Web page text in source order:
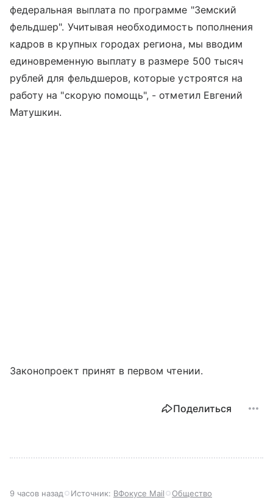
федеральная выплата по программе "Земский
фельдшер". Учитывая необходимость пополнения
кадров в крупных городах региона, мы вводим
единовременную выплату в размере 500 тысяч
рублей для фельдшеров, которые устроятся на
работу на "скорую помощь", - отметил Евгений
Матушкин.
Законопроект принят в первом чтении.
Поделиться
9 часов назад Источник: ВФокусе Mail Общество